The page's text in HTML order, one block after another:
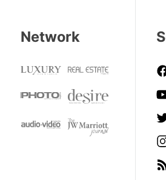
Network